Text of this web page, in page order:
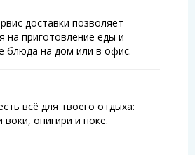
доставки позволяет
на приготовление еды и
блюда на дом или в офис.
всё для твоего отдыха:
онигири и поке.